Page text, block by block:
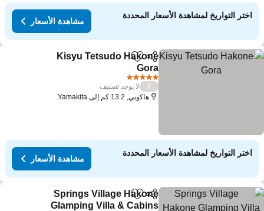
اختر التواريخ لمشاهدة الأسعار المحددة
مشاهدة الأسعار
مشاركةAdd to favorites
Kisyu Tetsudo Hakone
Gora
مشاهدة الأسعار
لا يوجد تصنيف
هاكوني, 13.2 كم إلى Yamakita
اختر التواريخ لمشاهدة الأسعار المحددة
مشاهدة الأسعار
مشاركةAdd to favorites
Springs Village Hakone
Glamping Villa & Cabins